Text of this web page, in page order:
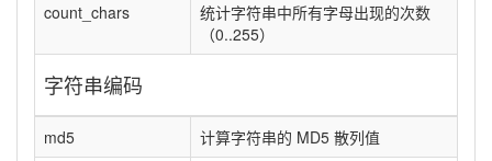
count_chars
统计字符串中所有字母出现的次数
（0..255）
字符串编码
md5
计算字符串的 MD5 散列值